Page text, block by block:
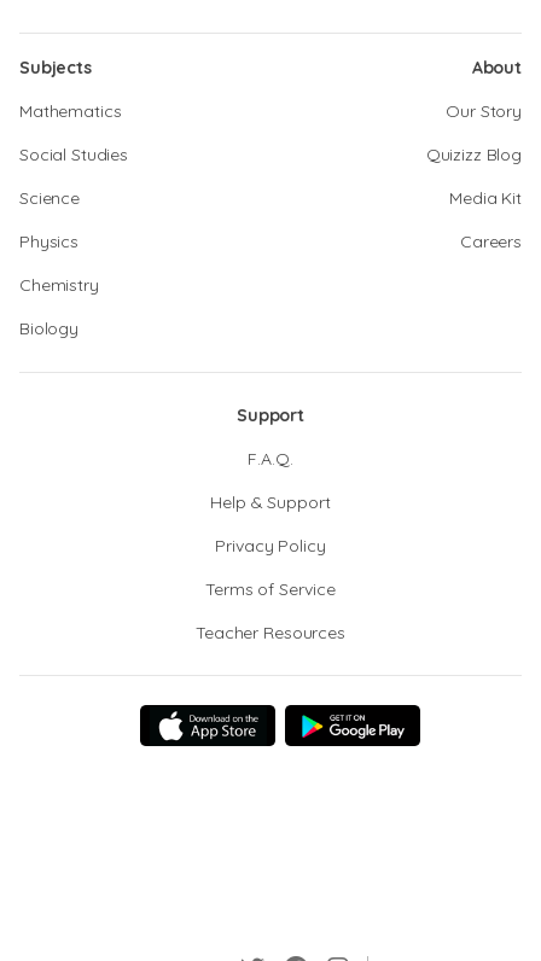
Subjects
Mathematics
Social Studies
Science
Physics
Chemistry
Biology
About
Our Story
Quizizz Blog
Media Kit
Careers
Support
F.A.Q.
Help & Support
Privacy Policy
Terms of Service
Teacher Resources